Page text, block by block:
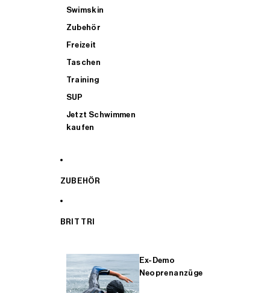
Swimskin
Zubehör
Freizeit
Taschen
Training
SUP
Jetzt Schwimmen
kaufen
ZUBEHÖR
BRIT TRI
Ex-Demo
Neoprenanzüge